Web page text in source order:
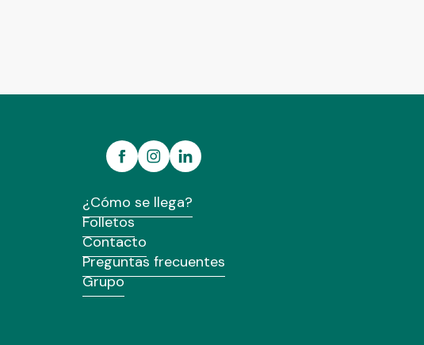
¿Cómo se llega?
Folletos
Contacto
Preguntas frecuentes
Grupo